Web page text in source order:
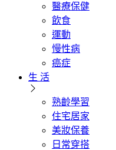
醫療保健
飲食
運動
慢性病
癌症
生 活
熟齡學習
住宅居家
美妝保養
日常穿搭